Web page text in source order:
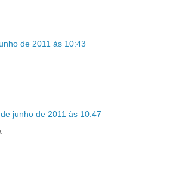
de 2011 às 10:43
junho de 2011 às 10:47